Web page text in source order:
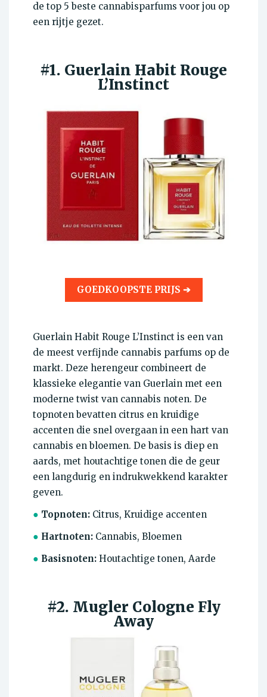
de top 5 beste cannabisparfums voor jou op
een rijtje gezet.
#1. Guerlain Habit Rouge
L’Instinct
GOEDKOOPSTE PRIJS ➔
Guerlain Habit Rouge L’Instinct is een van
de meest verfijnde cannabis parfums op de
markt. Deze herengeur combineert de
klassieke elegantie van Guerlain met een
moderne twist van cannabis noten. De
topnoten bevatten citrus en kruidige
accenten die snel overgaan in een hart van
cannabis en bloemen. De basis is diep en
aards, met houtachtige tonen die de geur
een langdurig en indrukwekkend karakter
geven.
● Topnoten: Citrus, Kruidige accenten
● Hartnoten: Cannabis, Bloemen
● Basisnoten: Houtachtige tonen, Aarde
#2. Mugler Cologne Fly
Away